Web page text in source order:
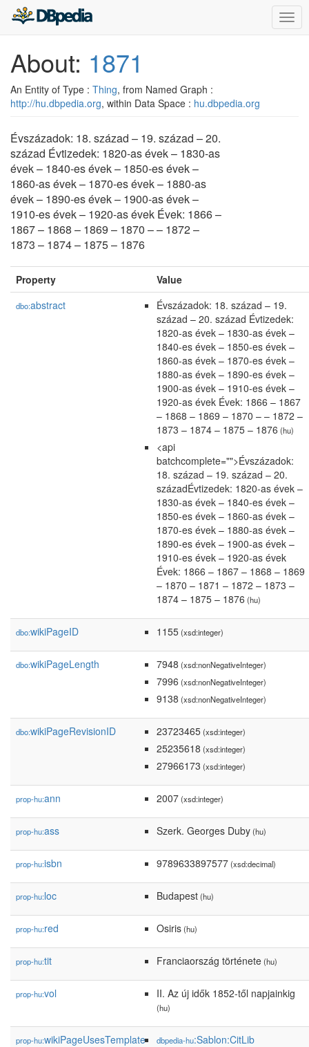
About: 1871
An Entity of Type : Thing, from Named Graph :
http://hu.dbpedia.org, within Data Space : hu.dbpedia.org
Évszázadok: 18. század – 19. század – 20.
század Évtizedek: 1820-as évek – 1830-as
évek – 1840-es évek – 1850-es évek –
1860-as évek – 1870-es évek – 1880-as
évek – 1890-es évek – 1900-as évek –
1910-es évek – 1920-as évek Évek: 1866 –
1867 – 1868 – 1869 – 1870 – – 1872 –
1873 – 1874 – 1875 – 1876
Property Value
dbo:abstract
Évszázadok: 18. század – 19.
század – 20. század Évtizedek:
1820-as évek – 1830-as évek –
1840-es évek – 1850-es évek –
1860-as évek – 1870-es évek –
1880-as évek – 1890-es évek –
1900-as évek – 1910-es évek –
1920-as évek Évek: 1866 – 1867
– 1868 – 1869 – 1870 – – 1872 –
1873 – 1874 – 1875 – 1876 (hu)
<api
batchcomplete="">Évszázadok:
18. század – 19. század – 20.
századÉvtizedek: 1820-as évek –
1830-as évek – 1840-es évek –
1850-es évek – 1860-as évek –
1870-es évek – 1880-as évek –
1890-es évek – 1900-as évek –
1910-es évek – 1920-as évek
Évek: 1866 – 1867 – 1868 – 1869
– 1870 – 1871 – 1872 – 1873 –
1874 – 1875 – 1876 (hu)
dbo:wikiPageID 1155(xsd:integer)
dbo:wikiPageLength 7948 (xsd:nonNegativeInteger)
7996 (xsd:nonNegativeInteger)
9138 (xsd:nonNegativeInteger)
dbo:wikiPageRevisionID 23723465(xsd:integer)
25235618 (xsd:integer)
27966173 (xsd:integer)
prop-hu:ann 2007(xsd:integer)
prop-hu:ass Szerk. Georges Duby(hu)
prop-hu:isbn 9789633897577(xsd:decimal)
prop-hu:loc Budapest(hu)
prop-hu:red Osiris(hu)
prop-hu:tit Franciaország története(hu)
prop-hu:vol II. Az új idők 1852-től napjainkig
(hu)
prop-hu:wikiPageUsesTemplate dbpedia-hu:Sablon:CitLib